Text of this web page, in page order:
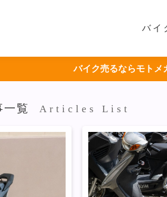
バイ
バイク売るならモトメ
一覧 Articles List